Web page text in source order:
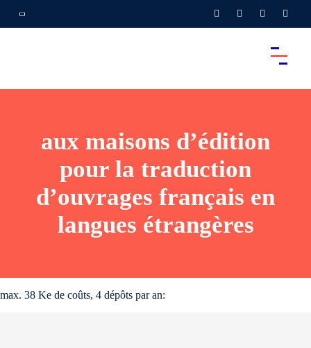
aux maisons d’édition
pour la traduction
d’ouvrages français en
langues étrangères
max. 38 Ke de coûts, 4 dépôts par an: